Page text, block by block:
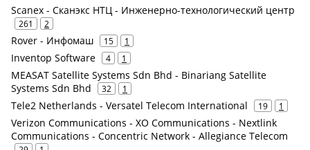
Scanex - Сканэкс НТЦ - Инженерно-технологический центр
261 2
Rover - Инфомаш 15 1
Inventop Software 4 1
MEASAT Satellite Systems Sdn Bhd - Binariang Satellite
Systems Sdn Bhd
32 1
Tele2 Netherlands - Versatel Telecom International 19 1
Verizon Communications - XO Communications - Nextlink
Communications - Concentric Network - Allegiance Telecom